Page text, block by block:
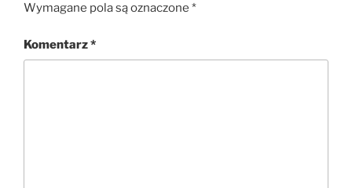
Wymagane pola są oznaczone *
Komentarz*